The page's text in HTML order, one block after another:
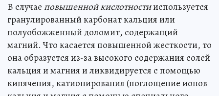
В случае повышенной кислотностииспользуется
гранулированный карбонат кальция или
полуобожженный доломит, содержащий
магний. Что касается повышенной жесткости, то
она образуется из-за высокого содержания солей
кальция и магния и ликвидируется с помощью
кипячения, катионирования (поглощение ионов